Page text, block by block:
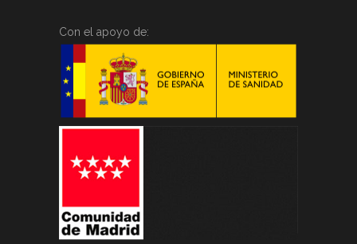
Con el apoyo de: